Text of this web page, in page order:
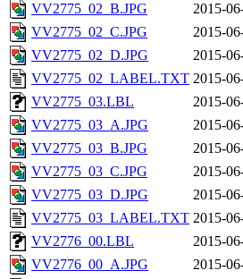
VV2775_02_B.JPG
2015-
VV2775_02_C.JPG
2015-
VV2775_02_D.JPG
2015-
VV2775_02_LABEL.TXT 2015-
VV2775_03.LBL
2015-
VV2775_03_A.JPG
2015-
VV2775_03_B.JPG
2015-
VV2775_03_C.JPG
2015-
VV2775_03_D.JPG
2015-
VV2775_03_LABEL.TXT 2015-
VV2776_00.LBL
2015-
VV2776_00_A.JPG
2015-